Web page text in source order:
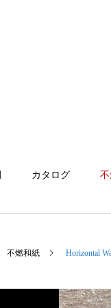
カタログ
不燃和紙 Horizontal